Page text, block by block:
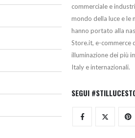
commerciale e
mondo della luce e le
hanno portato alla
Store.it, e-commerce
illuminazione dei più
Italy e internazionali.
SEGUI